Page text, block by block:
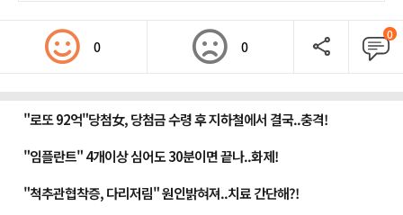
0 0
0